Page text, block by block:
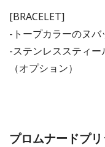
[BRACELET]
-トープカラーのヌ
-ステンレススティー
（オプション）
プロムナードプ